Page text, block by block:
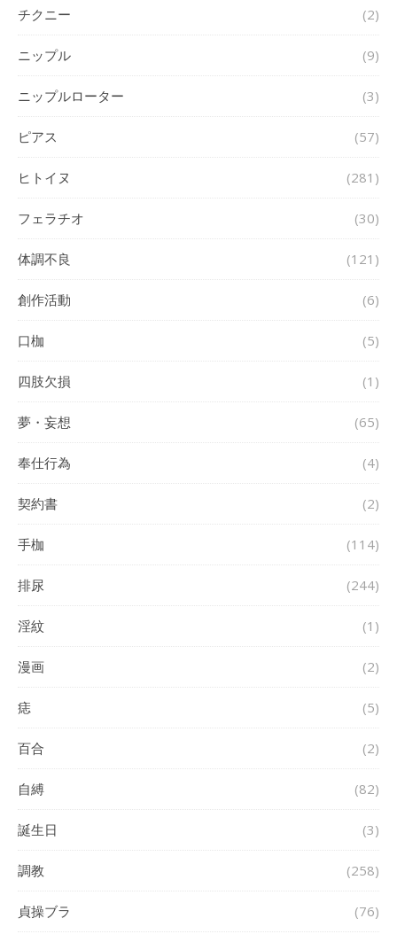
チクニー (2)
ニップル (9)
ニップルローター (3)
ピアス (57)
ヒトイヌ (281)
フェラチオ (30)
体調不良 (121)
創作活動 (6)
口枷 (5)
四肢欠損 (1)
夢・妄想 (65)
奉仕行為 (4)
契約書 (2)
手枷 (114)
排尿 (244)
淫紋 (1)
漫画 (2)
痣 (5)
百合 (2)
自縛 (82)
誕生日 (3)
調教 (258)
貞操ブラ (76)